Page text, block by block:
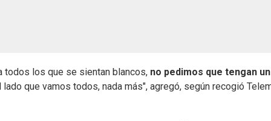
todos los que se sientan blancos, no pedimos que tengan un
que vamos todos, nada más", agregó, según recogió